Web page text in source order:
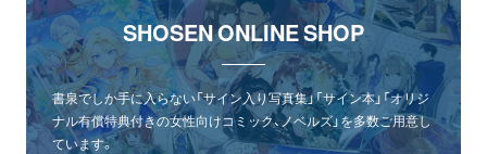
SHOSEN ONLINE SHOP
書泉でしか手に入らない「サイン入り写真集」「サイン本」「オリジ
ナル有償特典付きの女性向けコミック、ノベルズ」を多数ご用意し
ています。